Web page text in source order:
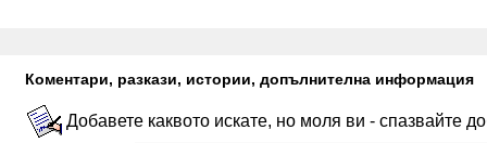
Коментари, разкази, истории, допълнителна информация
Добавете каквото искате, но моля ви - спазвайте